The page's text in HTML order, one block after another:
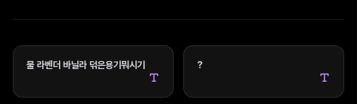
물 라벤더 바닐라 덖은용기뭐시기 ?